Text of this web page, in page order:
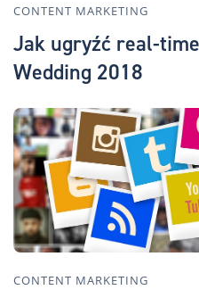
CONTENT MARKETING
Jak ugryźć real-
Wedding 2018
CONTENT MARKETING